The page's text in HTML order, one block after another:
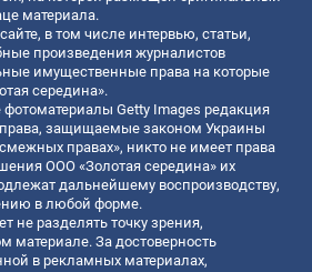
материала.
в том числе интервью, статьи,
произведения журналистов
имущественные права на которые
середина».
Getty Images редакция
защищаемые законом Украины
правах», никто не имеет права
ООО «Золотая середина» их
дальнейшему воспроизводству,
в любой форме.
не разделять точку зрения,
материале. За достоверность
в рекламных материалах,